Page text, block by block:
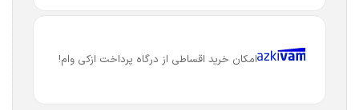
امکان خرید اقساطی از درگاه پرداخت ازکی وام!